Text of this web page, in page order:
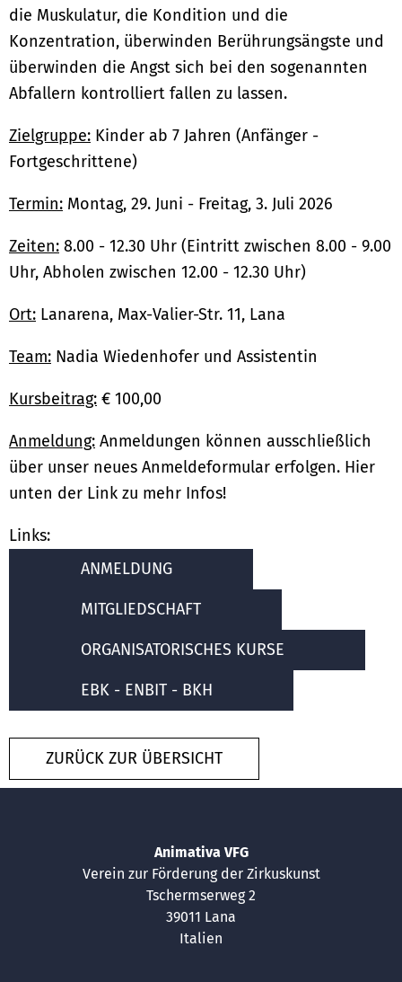
die Muskulatur, die Kondition und die
Konzentration, überwinden Berührungsängste und
überwinden die Angst sich bei den sogenannten
Abfallern kontrolliert fallen zu lassen.
Zielgruppe: Kinder ab 7 Jahren (Anfänger -
Fortgeschrittene)
Termin: Montag, 29. Juni - Freitag, 3. Juli 2026
Zeiten: 8.00 - 12.30 Uhr (Eintritt zwischen 8.00 - 9.00
Uhr, Abholen zwischen 12.00 - 12.30 Uhr)
Ort: Lanarena, Max-Valier-Str. 11, Lana
Team: Nadia Wiedenhofer und Assistentin
Kursbeitrag: € 100,00
Anmeldung: Anmeldungen können ausschließlich
über unser neues Anmeldeformular erfolgen. Hier
unten der Link zu mehr Infos!
Links:
ANMELDUNG
MITGLIEDSCHAFT
ORGANISATORISCHES KURSE
EBK - ENBIT - BKH
ZURÜCK ZUR ÜBERSICHT
Animativa VFG
Verein zur Förderung der Zirkuskunst
Tschermserweg 2
39011 Lana
Italien